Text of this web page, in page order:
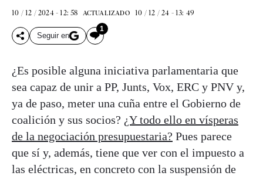
10 / 12 / 2024 - 12: 58 ACTUALIZADO 10 / 12 / 24 - 13: 49
Seguir en
1
¿Es posible alguna iniciativa parlamentaria que
sea capaz de unir a PP, Junts, Vox, ERC y PNV y,
ya de paso, meter una cuña entre el Gobierno de
coalición y sus socios? ¿Y todo ello en vísperas
de la negociación presupuestaria? Pues parece
que sí y, además, tiene que ver con el impuesto a
las eléctricas, en concreto con la suspensión de